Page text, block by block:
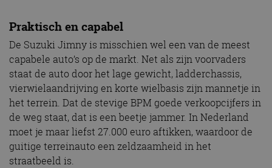
Praktisch en capabel
De Suzuki Jimny is misschien wel een van de meest
capabele auto’s op de markt. Net als zijn voorvaders
staat de auto door het lage gewicht, ladderchassis,
vierwielaandrijving en korte wielbasis zijn mannetje in
het terrein. Dat de stevige BPM goede verkoopcijfers in
de weg staat, dat is een beetje jammer. In Nederland
moet je maar liefst 27.000 euro aftikken, waardoor de
guitige terreinauto een zeldzaamheid in het
straatbeeld is.